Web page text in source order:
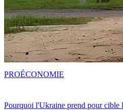
Pourquoi l'Ukraine prend pour cible
PROÉCONOMIE